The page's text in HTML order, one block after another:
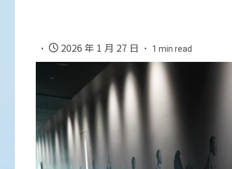
2026 年 1 月 27 日 1 min read